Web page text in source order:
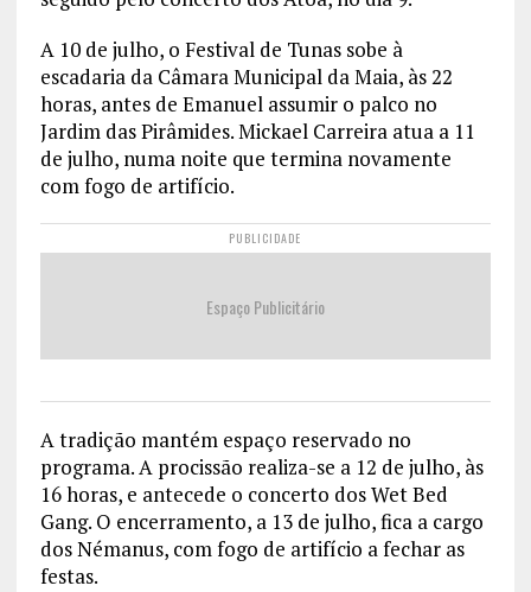
A 10 de julho, o Festival de Tunas sobe à
escadaria da Câmara Municipal da Maia, às 22
horas, antes de Emanuel assumir o palco no
Jardim das Pirâmides. Mickael Carreira atua a 11
de julho, numa noite que termina novamente
com fogo de artifício.
PUBLICIDADE
Espaço Publicitário
A tradição mantém espaço reservado no
programa. A procissão realiza-se a 12 de julho, às
16 horas, e antecede o concerto dos Wet Bed
Gang. O encerramento, a 13 de julho, fica a cargo
dos Némanus, com fogo de artifício a fechar as
festas.